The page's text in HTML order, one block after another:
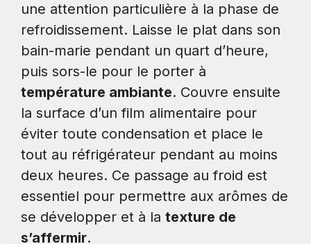
une attention particulière à la phase de
refroidissement. Laisse le plat dans son
bain-marie pendant un quart d’heure,
puis sors-le pour le porter à
température ambiante. Couvre ensuite
la surface d’un film alimentaire pour
éviter toute condensation et place le
tout au réfrigérateur pendant au moins
deux heures. Ce passage au froid est
essentiel pour permettre aux arômes de
se développer et à la texture de
s’affermir.